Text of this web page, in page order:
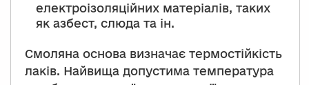
електроізоляційних матеріалів, таких
як азбест, слюда та ін.
Смоляна основа визначає термостійкість
лаків. Найвища допустима температура